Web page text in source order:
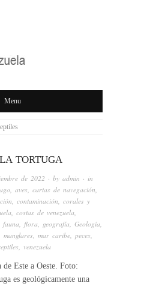
Menu
TORTUGA
de 2022 · byadmin · in
,aves,cartas de navegación,
,contaminación,corales y
, costas de venezuela,
fauna, flora, geografía, Geología,
manglares, mar caribe, peces,
, venezuela
Este a Oeste. Foto:
es geológicamente una